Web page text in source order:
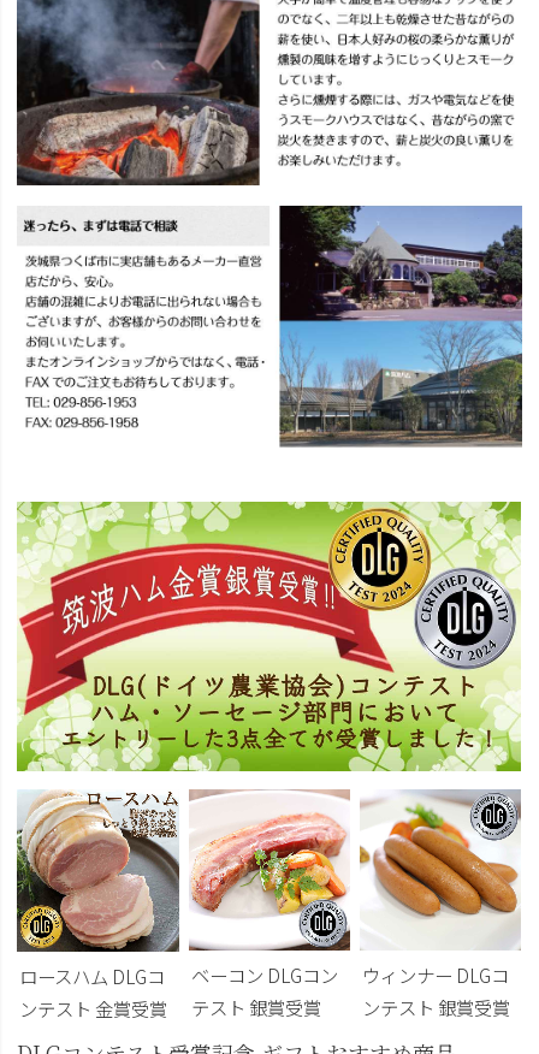
ロースハム DLGコ
ンテスト 金賞受賞
ベーコン DLGコン
テスト 銀賞受賞
ウィンナー DLGコ
ンテスト 銀賞受賞